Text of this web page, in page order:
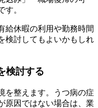
す。
給休暇の利用や勤務時間
検討してもよいかもしれ
検討する
を整えます。うつ病の症
原因ではない場合は、業